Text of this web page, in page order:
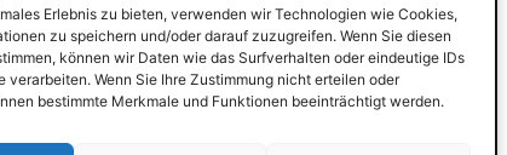
Erlebnis zu bieten, verwenden wir Technologien wie Cookies,
zu speichern und/oder darauf zuzugreifen. Wenn Sie diesen
können wir Daten wie das Surfverhalten oder eindeutige IDs
verarbeiten. Wenn Sie Ihre Zustimmung nicht erteilen oder
bestimmte Merkmale und Funktionen beeinträchtigt werden.
Vorkasse Visa Mastercard
Link
PayPal
G-Pay Apple Pay Klarna